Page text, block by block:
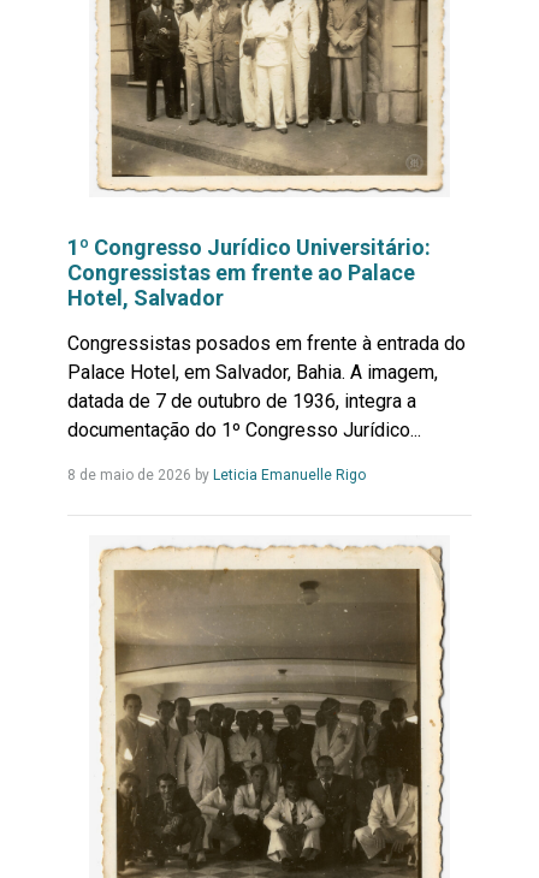
1º Congresso Jurídico Universitário:
Congressistas em frente ao Palace
Hotel, Salvador
Congressistas posados em frente à entrada do
Palace Hotel, em Salvador, Bahia. A imagem,
datada de 7 de outubro de 1936, integra a
documentação do 1º Congresso Jurídico...
8 de maio de 2026 by Leticia Emanuelle RigoLeia